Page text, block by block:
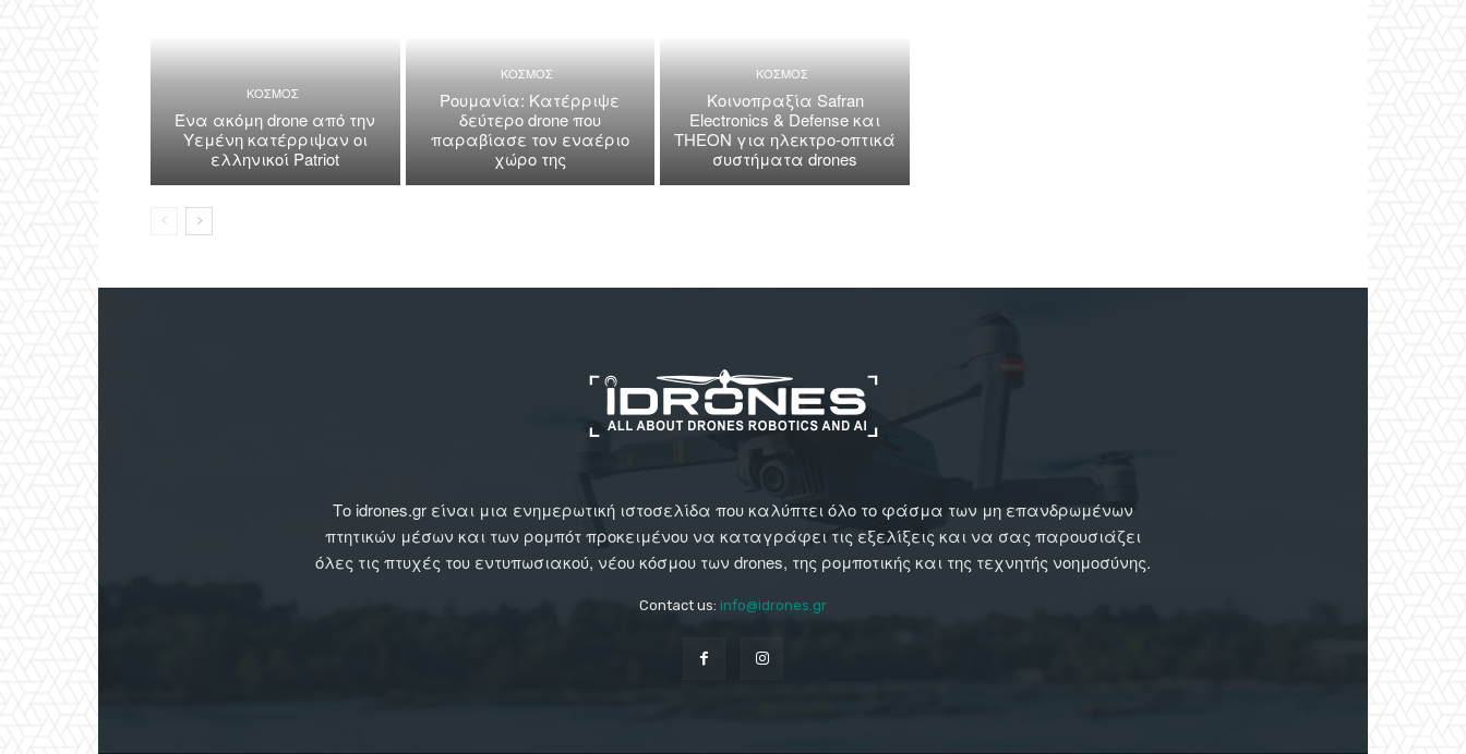
ΚΟΣΜΟΣ
Ένα ακόμη drone από την
Υεμένη κατέρριψαν οι
ελληνικοί Patriot
ΚΟΣΜΟΣ
Ρουμανία: Κατέρριψε
δεύτερο drone που
παραβίασε τον εναέριο
χώρο της
ΚΟΣΜΟΣ
Κοινοπραξία Safran
Electronics & Defense και
THEON για ηλεκτρο-οπτικά
συστήματα drones
Το idrones.gr είναι μια ενημερωτική ιστοσελίδα που καλύπτει όλο το φάσμα των μη επανδρωμένων
πτητικών μέσων και των ρομπότ προκειμένου να καταγράφει τις εξελίξεις και να σας παρουσιάζει
όλες τις πτυχές του εντυπωσιακού, νέου κόσμου των drones, της ρομποτικής και της τεχνητής νοημοσύνης.
Contact us: info@idrones.gr